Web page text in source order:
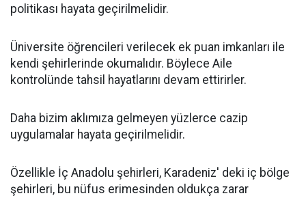
politikası hayata geçirilmelidir.
Üniversite öğrencileri verilecek ek puan imkanları ile
kendi şehirlerinde okumalıdır. Böylece Aile
kontrolünde tahsil hayatlarını devam ettirirler.
Daha bizim aklımıza gelmeyen yüzlerce cazip
uygulamalar hayata geçirilmelidir.
Özellikle İç Anadolu şehirleri, Karadeniz' deki iç bölge
şehirleri, bu nüfus erimesinden oldukça zarar